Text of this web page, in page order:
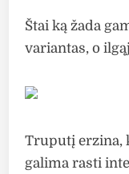
Štai ką žada
variantas, o
Truputį erzina,
galima rasti